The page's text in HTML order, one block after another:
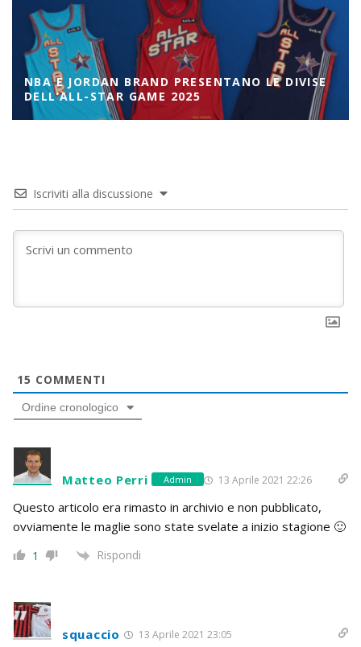
NBA E JORDAN BRAND PRESENTANO LE DIVISE
DELL’ALL-STAR GAME 2025
Iscriviti alla discussione
15 COMMENTI
Ordine cronologico
Matteo Perri Admin 13 Aprile 2021 22:26
Questo articolo era rimasto in archivio e non pubblicato,
ovviamente le maglie sono state svelate a inizio stagione 🙂
1 Rispondi
squaccio 13 Aprile 2021 23:05